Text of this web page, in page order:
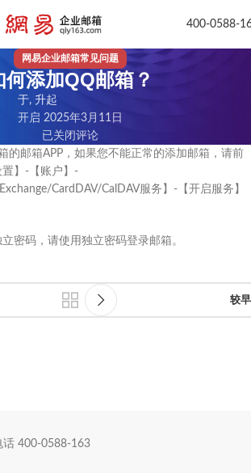
400-0588-
网易企业邮箱常见问题
何添加QQ邮箱？
于, 升起
开启 2025年3月11日
已关闭评论
的邮箱APP，如果您不能正常的添加邮箱，请前
】-【账户】-
CardDAV/CalDAV服务】-【开启服务】
密码，请使用独立密码登录邮箱。
较早
话 400-0588-163